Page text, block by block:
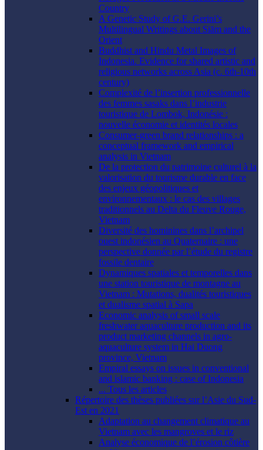
Country
A Genetic Study of G.E. Gerini’s
Multilingual Writings about Siām and the
Orient
Buddhist and Hindu Metal Images of
Indonesia. Evidence for shared artistic and
religious networks across Asia (c. 6th-10th
century)
Complexité de l’insertion professionnelle
des femmes sasaks dans l’industrie
touristique de Lombok, Indonésie :
nouvelle économie et identités locales
Consumer-green brand relationships : a
conceptual framework and empirical
analysis in Vietnam
De la protection du patrimoine culturel à la
valorisation du tourisme durable en face
des enjeux géopolitiques et
environnementaux : le cas des villages
traditionnels au Delta du Fleuve Rouge,
Vietnam
Diversité des hominines dans l’archipel
ouest indonésien au Quaternaire : une
perspective donnée par l’étude du registre
fossile dentaire
Dynamiques spatiales et temporelles dans
une station touristique de montagne au
Vietnam : Mutations, dualités touristiques
et dualisme spatial à Sapa
Economic analysis of small scale
freshwater aquaculture production and its
product marketing channels in agro-
aquaculture system in Hai Duong
province, Vietnam
Empiral essays on issues in conventional
and islamic banking : case of Indonesia
... Tous les articles
Répertoire des thèses publiées sur l’Asie du Sud-
Est en 2021
Adaptation au changement climatique au
Vietnam avec les mangroves et le riz
Analyse économique de l’érosion côtière